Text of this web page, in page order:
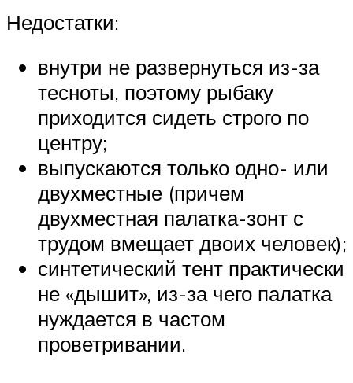
Недостатки:
внутри не развернуться из-за
тесноты, поэтому рыбаку
приходится сидеть строго по
центру;
выпускаются только одно- или
двухместные (причем
двухместная палатка-зонт с
трудом вмещает двоих человек);
синтетический тент практически
не «дышит», из-за чего палатка
нуждается в частом
проветривании.